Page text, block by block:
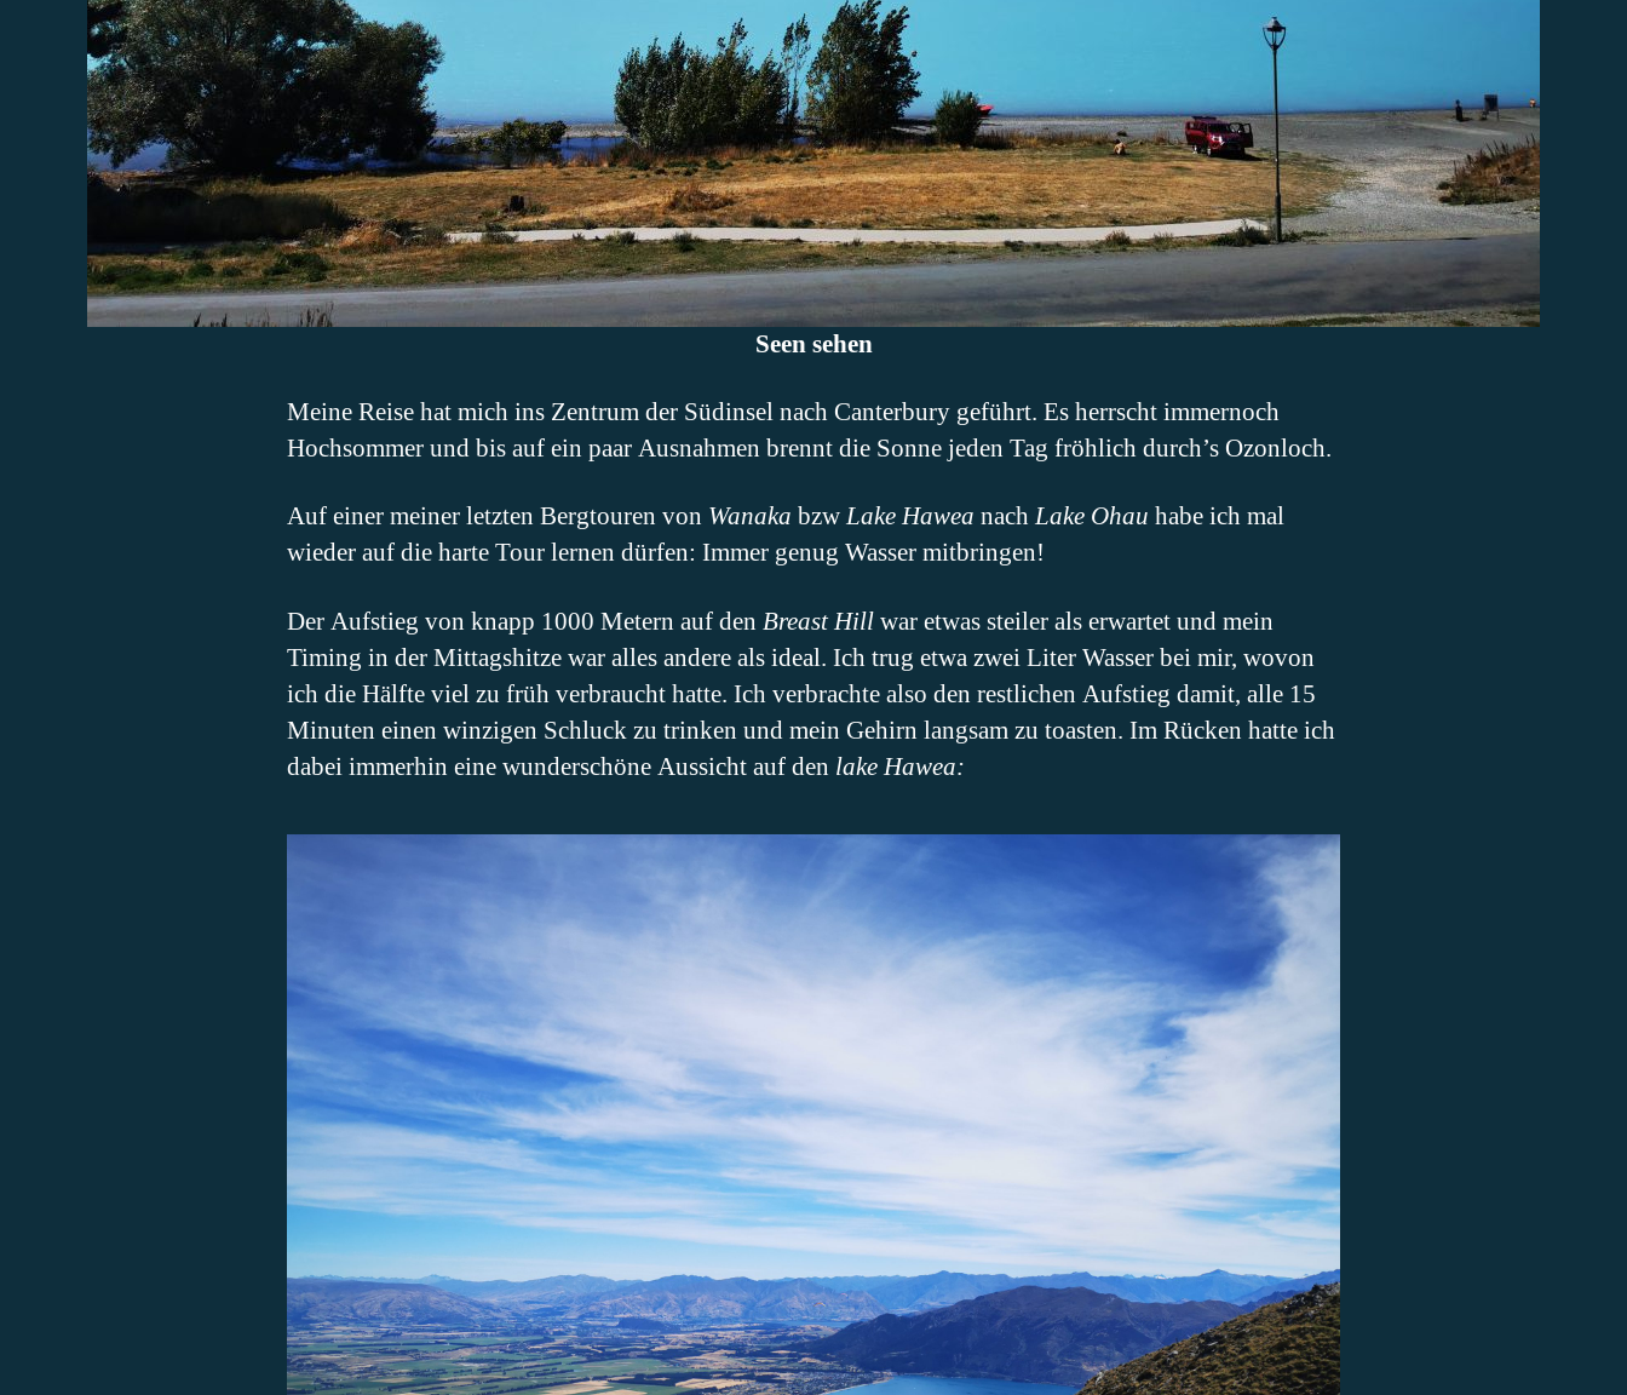
Seen sehen
Meine Reise hat mich ins Zentrum der Südinsel nach Canterbury geführt. Es herrscht immernoch
Hochsommer und bis auf ein paar Ausnahmen brennt die Sonne jeden Tag fröhlich durch’s Ozonloch.
Auf einer meiner letzten Bergtouren von Wanaka bzwLake Hawea nachLake Ohau habe ich mal
wieder auf die harte Tour lernen dürfen: Immer genug Wasser mitbringen!
Der Aufstieg von knapp 1000 Metern auf den Breast Hillwar etwas steiler als erwartet und mein
Timing in der Mittagshitze war alles andere als ideal. Ich trug etwa zwei Liter Wasser bei mir, wovon
ich die Hälfte viel zu früh verbraucht hatte. Ich verbrachte also den restlichen Aufstieg damit, alle 15
Minuten einen winzigen Schluck zu trinken und mein Gehirn langsam zu toasten. Im Rücken hatte ich
dabei immerhin eine wunderschöne Aussicht auf den lake Hawea: